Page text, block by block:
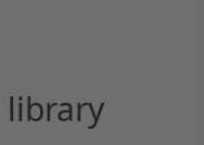
library